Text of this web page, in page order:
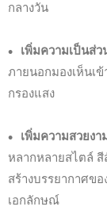
กลางวัน
เพิ่มความเป็นส่ว
ภายนอกมองเห็นเ
กรองแสง
เพิ่มความสวยง
หลากหลายสไตล์ สี
สร้างบรรยากาศข
เอกลักษณ์